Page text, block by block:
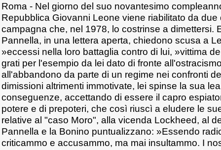
Roma - Nel giorno del suo novantesimo
Repubblica Giovanni Leone viene riabilitato da due
campagna che, nel 1978, lo costrinse a dimettersi.
Pannella, in una lettera aperta, chiedono scusa a
»eccessi nella loro battaglia contro di lui, »vittima
grati per l'esempio da lei dato di fronte
all'abbandono da parte di un regime nei confronti
dimissioni altrimenti immotivate, lei spinse la sua
conseguenze, accettando di essere il capro
potere e di prepoteri, che così riuscì a eludere le
relative al "caso Moro", alla vicenda Lockheed, al
Pannella e la Bonino puntualizzano: »Essendo
criticammo e accusammo, ma mai insultammo. I